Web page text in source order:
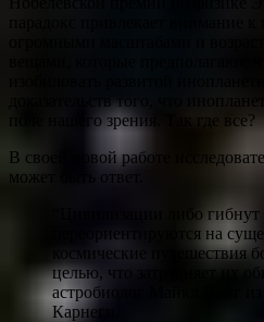
изобиловать развитой
доказательств того, что
поле нашего зрения. Так где все?
В своей новой работе
может быть ответ.
“Цивилизации либо гибнут
переориентируются на
космические путешествия
целью, что затрудняет их
астробиолог Майкл Вонг из
Карнеги.